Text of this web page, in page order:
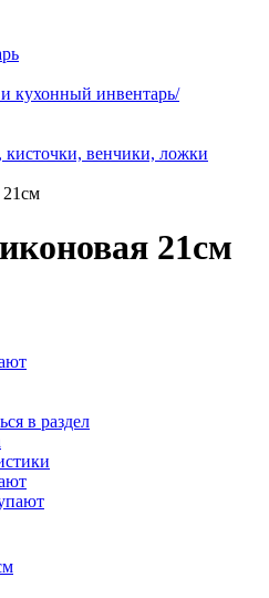
кухонный инвентарь/
венчики, ложки
21см
21см